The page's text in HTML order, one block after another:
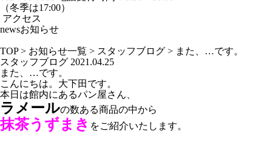
（冬季は17:00）
アクセス
newsお知らせ
TOP> お知らせ一覧 > スタッフブログ > また、…です。
スタッフブログ 2021.04.25
また、…です。
こんにちは。大下田です。
本日は館内にあるパン屋さん、
ラメールの数ある商品の中から
抹茶うずまき をご紹介いたします。